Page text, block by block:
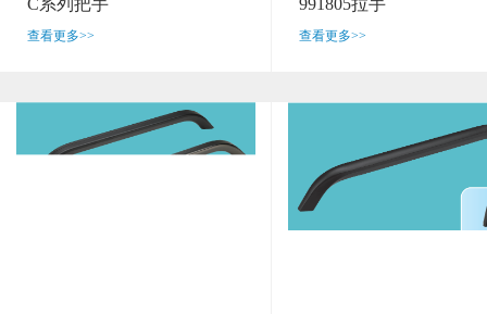
C系列把手
查看更多>>
991805拉手
查看更多>>